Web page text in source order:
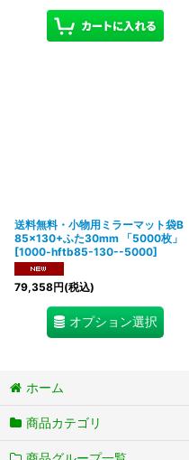
送料無料・小物用ミラーマット袋B
85×130+ふた30mm 「5000枚」
[1000-hftb85-130--5000]
79,358円(税込)
オプション選択
ホーム
商品カテゴリ